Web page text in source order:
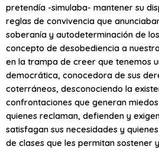
pretendía -simulaba- mantener su
reglas de convivencia que
soberanía y autodeterminación de
concepto de desobediencia a
en la trampa de creer que tenemos
democrática, conocedora de sus
coterráneos, desconociendo la
confrontaciones que generan
quienes reclaman, defienden y
satisfagan sus necesidades y
de clases que les permitan sostener